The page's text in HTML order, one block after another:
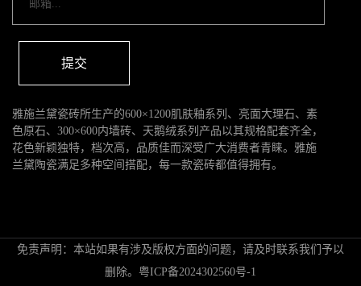
提交
雅施兰黛瓷砖所生产的600×1200肌肤釉系列、亮面大理石、素
色原石、300×600内墙砖、天鹅绒系列产品以其规格配套齐全，
花色新颖独特，档次高，品质佳而深受广大消费者青睐。雅施
兰黛陶瓷满足多种空间搭配，每一款瓷砖都值得拥有。
免责声明：本站如果有涉及版权方面的问题，请及时联系我们予以
删除。 粤ICP备2024302560号-1